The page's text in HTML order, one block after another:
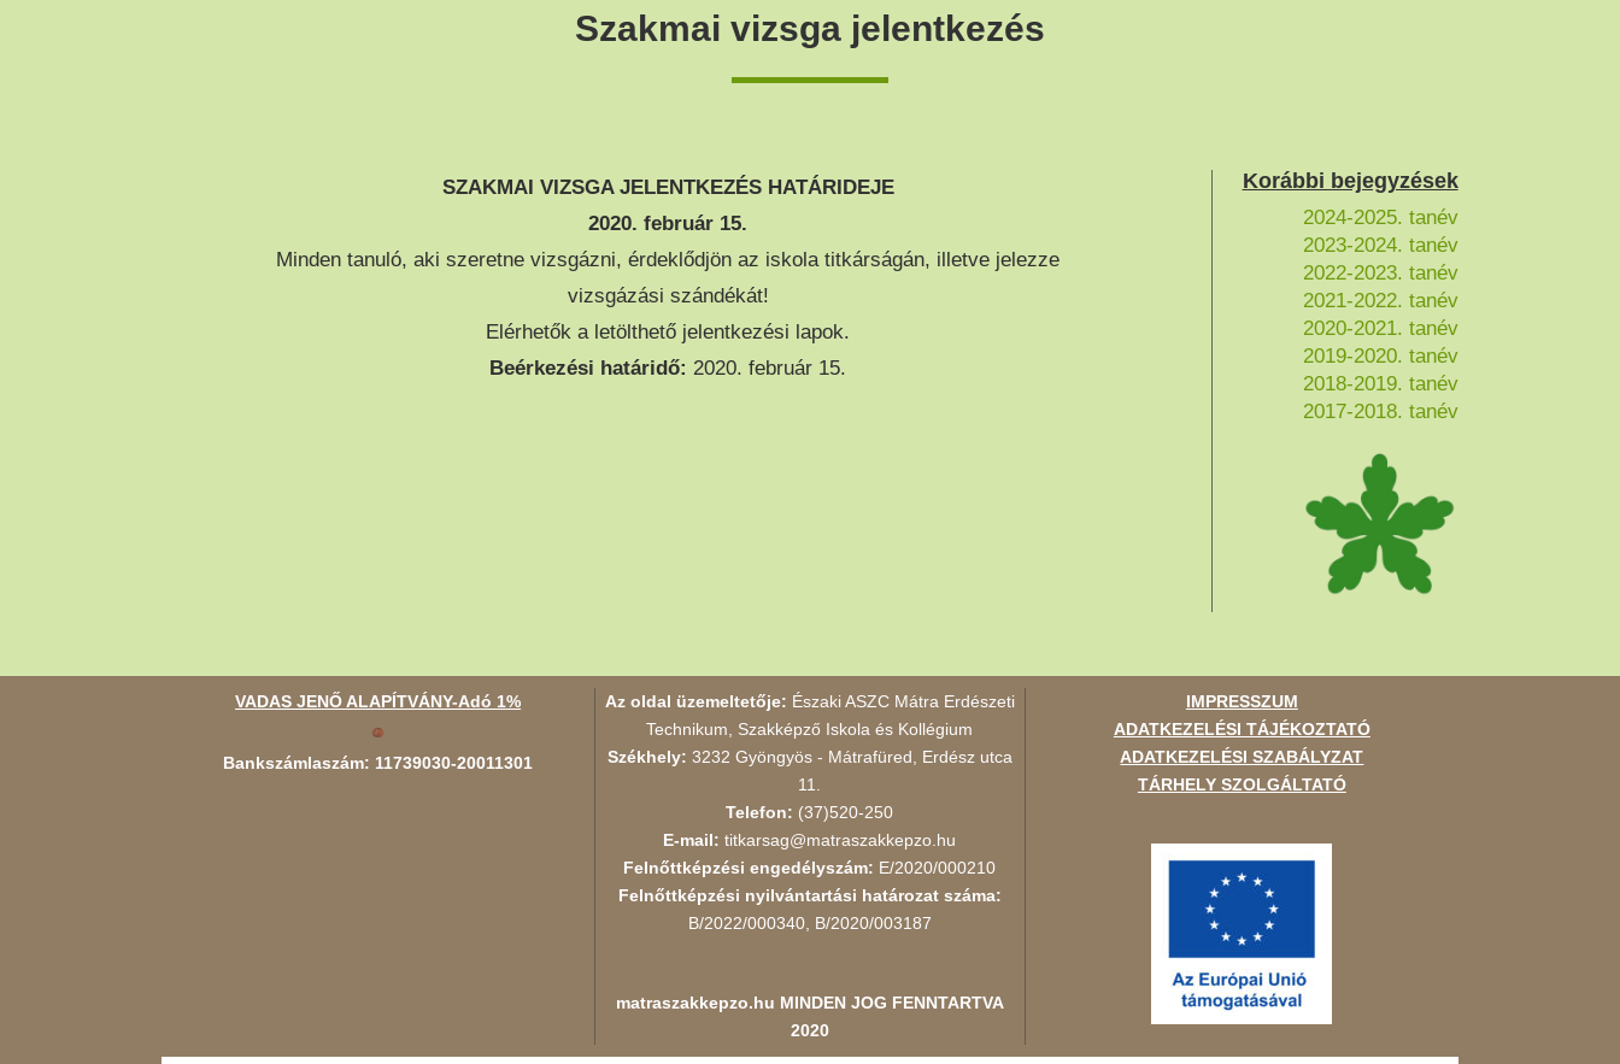
Szakmai vizsga jelentkezés
SZAKMAI VIZSGA JELENTKEZÉS HATÁRIDEJE
2020. február 15.
Minden tanuló, aki szeretne vizsgázni, érdeklődjön az iskola titkárságán, illetve jelezze
vizsgázási szándékát!
Elérhetők a letölthető jelentkezési lapok.
Beérkezési határidő: 2020. február 15.
Korábbi bejegyzések
2024-2025. tanév
2023-2024. tanév
2022-2023. tanév
2021-2022. tanév
2020-2021. tanév
2019-2020. tanév
2018-2019. tanév
2017-2018. tanév
VADAS JENŐ ALAPÍTVÁNY-Adó 1%
Bankszámlaszám: 11739030-20011301
Az oldal üzemeltetője: Északi ASZC Mátra Erdészeti
Technikum, Szakképző Iskola és Kollégium
Székhely: 3232 Gyöngyös - Mátrafüred, Erdész utca
11.
Telefon: (37)520-250
E-mail: titkarsag@matraszakkepzo.hu
Felnőttképzési engedélyszám: E/2020/000210
Felnőttképzési nyilvántartási határozat száma:
B/2022/000340, B/2020/003187
matraszakkepzo.hu MINDEN JOG FENNTARTVA
2020
IMPRESSZUM
ADATKEZELÉSI TÁJÉKOZTATÓ
ADATKEZELÉSI SZABÁLYZAT
TÁRHELY SZOLGÁLTATÓ